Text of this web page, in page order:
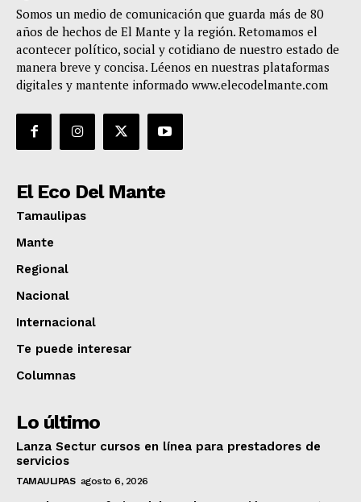
Somos un medio de comunicación que guarda más de 80
años de hechos de El Mante y la región. Retomamos el
acontecer político, social y cotidiano de nuestro estado de
manera breve y concisa. Léenos en nuestras plataformas
digitales y mantente informado www.elecodelmante.com
El Eco Del Mante
Tamaulipas
Mante
Regional
Nacional
Internacional
Te puede interesar
Columnas
Lo último
Lanza Sectur cursos en línea para prestadores de
servicios
TAMAULIPAS agosto 6, 2026